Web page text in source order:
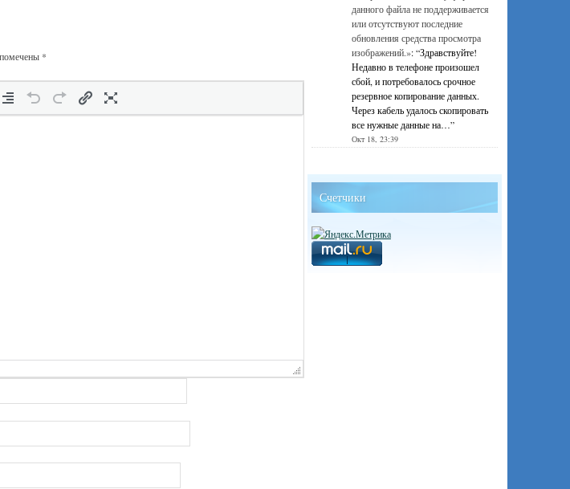
*
данного файла не поддерживается
или отсутствуют последние
обновления средства просмотра
изображений.»: “Здравствуйте!
Недавно в телефоне произошел
сбой, и потребовалось срочное
резервное копирование данных.
Через кабель удалось скопировать
все нужные данные на…”
Окт 18, 23:39
Счетчики